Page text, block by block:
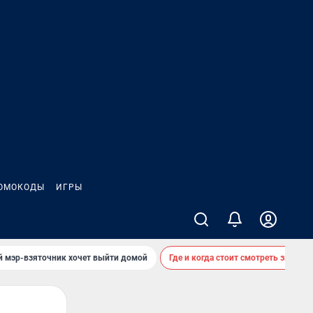
ИГРЫ
мэр-взяточник хочет выйти домой Где и когда стоит смотреть